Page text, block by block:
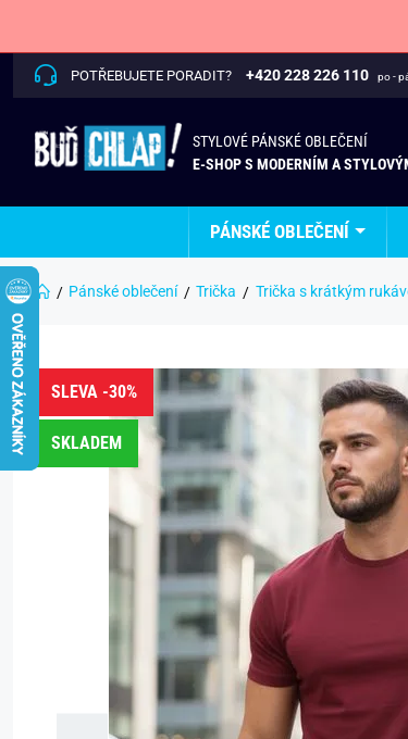
POTŘEBUJETE PORADIT? +420 228 226 110 po -
STYLOVÉ PÁNSKÉ OBLEČENÍ
E-SHOP S MODERNÍM A
PÁNSKÉ OBLEČENÍ
Pánské oblečení Trička Trička s krátkým
SLEVA -30%
SKLADEM